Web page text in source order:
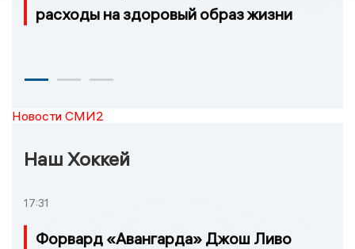
расходы на здоровый образ жизни
Новости СМИ2
Наш Хоккей
17:31
Форвард «Авангарда» Джош Ливо